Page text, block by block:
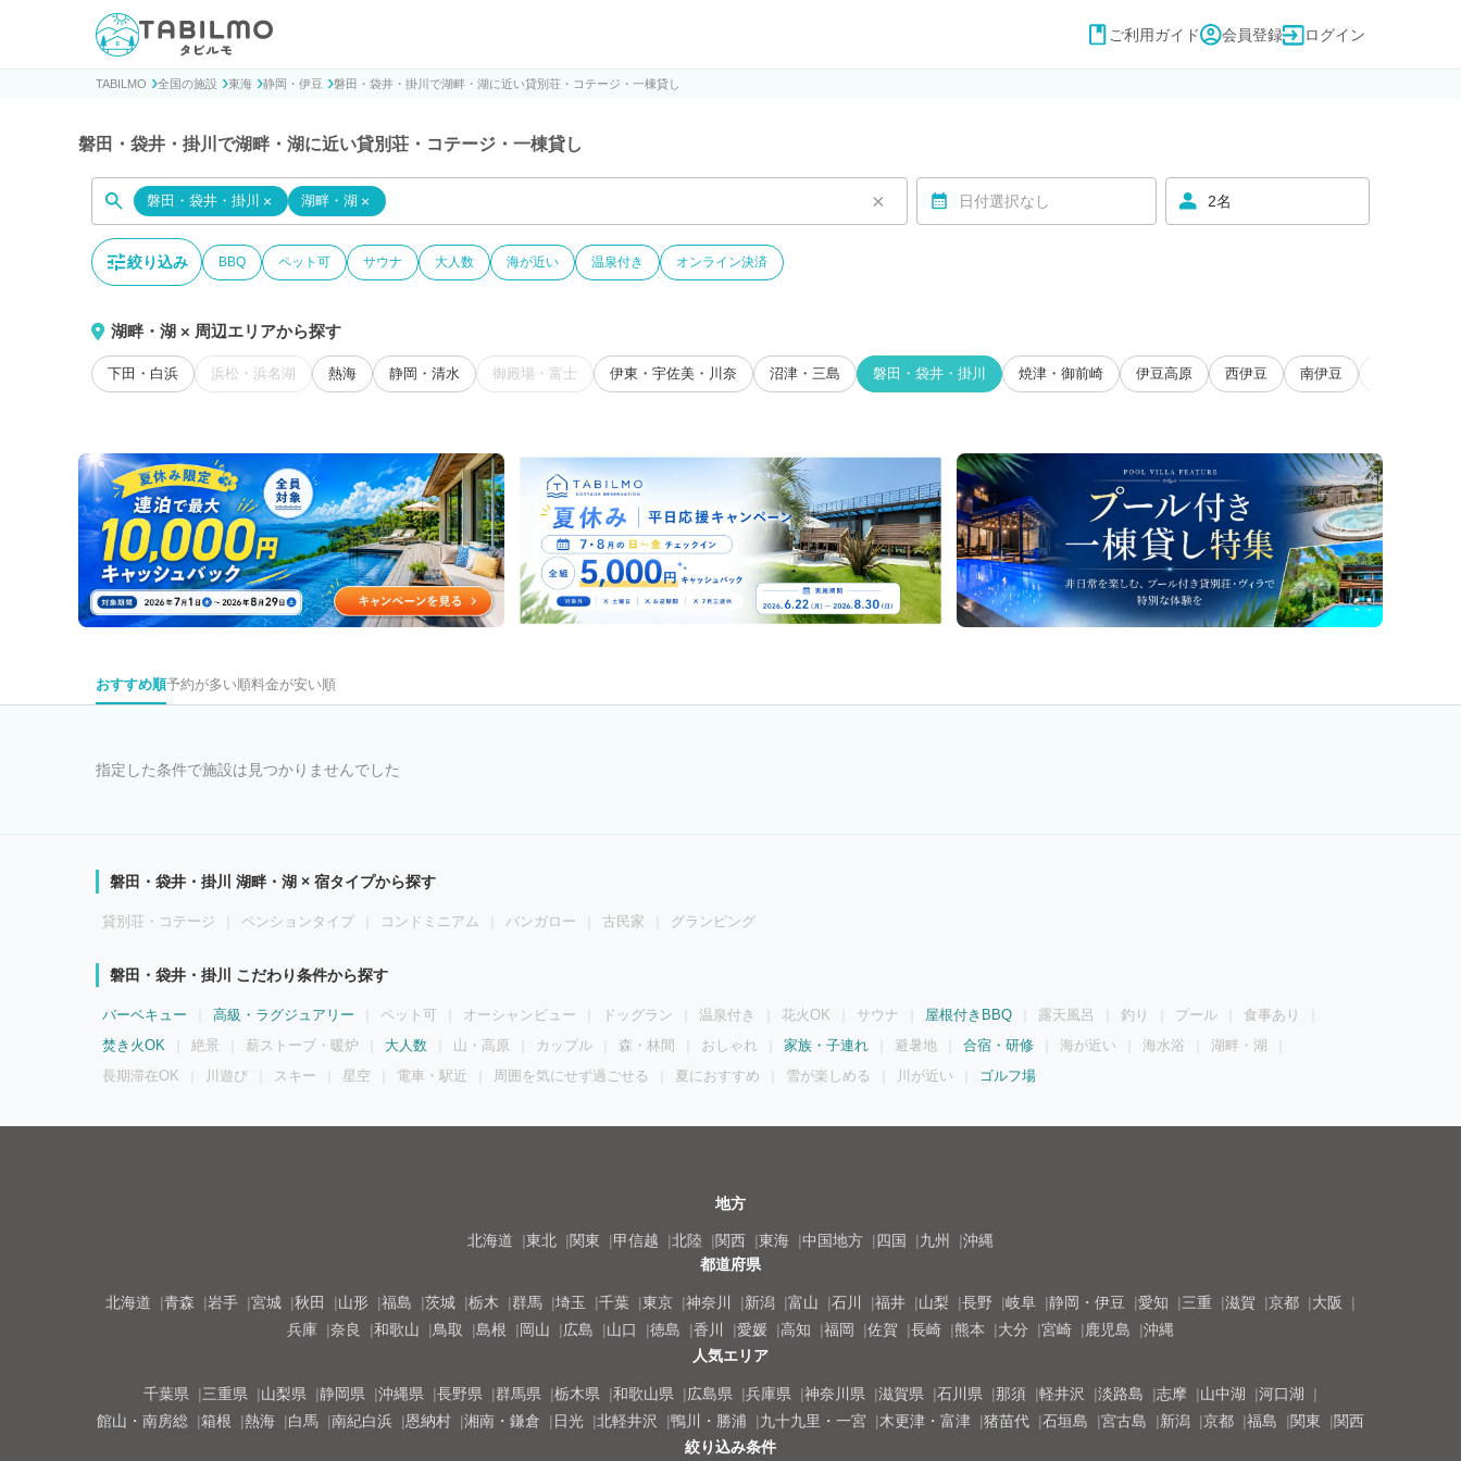
貸別荘コテージ・一棟貸し宿泊予約サイトTABILMO(タビルモ)
ご利用ガイド 会員登録 ログイン
TABILMO 全国の施設 東海 静岡・伊豆 磐田・袋井・掛川で湖畔・湖に近い貸別荘・コテージ・一棟貸し
磐田・袋井・掛川で湖畔・湖に近い貸別荘・コテージ・一棟貸し
磐田・袋井・掛川 × 湖畔・湖 × × 日付選択なし 2名
絞り込み BBQ ペット可 サウナ 大人数 海が近い 温泉付き オンライン決済
湖畔・湖 × 周辺エリアから探す
下田・白浜 浜松・浜名湖 熱海 静岡・清水 御殿場・富士 伊東・宇佐美・川奈 沼津・三島 磐田・袋井・掛川 焼津・御前崎 伊豆高原 西伊豆 南伊豆
おすすめ順予約が多い順料金が安い順
指定した条件で施設は見つかりませんでした
磐田・袋井・掛川 湖畔・湖 × 宿タイプから探す
貸別荘・コテージ ペンションタイプ コンドミニアム バンガロー 古民家 グランピング
磐田・袋井・掛川 こだわり条件から探す
バーベキュー 高級・ラグジュアリー ペット可 オーシャンビュー ドッグラン 温泉付き 花火OK サウナ 屋根付きBBQ 露天風呂 釣り プール
食事あり
焚き火OK
絶景 薪ストーブ・暖炉 大人数 山・高原 カップル 森・林間 おしゃれ 家族・子連れ 避暑地 合宿・研修 海が近い 海水浴
湖畔・湖
長期滞在OK
川遊び スキー 星空 電車・駅近 周囲を気にせず過ごせる 夏におすすめ 雪が楽しめる 川が近い ゴルフ場
地方
北海道 東北 関東 甲信越 北陸 関西 東海 中国地方 四国 九州
沖縄
都道府県
北海道 青森 岩手 宮城 秋田 山形 福島 茨城 栃木 群馬 埼玉 千葉 東京 神奈川 新潟 富山 石川 福井 山梨 長野 岐阜 静岡・伊豆 愛知 三重 滋賀 京都
大阪
兵庫
奈良 和歌山 鳥取 島根 岡山 広島 山口 徳島 香川 愛媛 高知 福岡 佐賀 長崎 熊本 大分 宮崎 鹿児島
沖縄
人気エリア
千葉県 三重県 山梨県 静岡県 沖縄県 長野県 群馬県 栃木県 和歌山県 広島県 兵庫県 神奈川県 滋賀県 石川県 那須 軽井沢 淡路島 志摩 山中湖
河口湖
館山・南房総
箱根 熱海 白馬 南紀白浜 恩納村 湘南・鎌倉 日光 北軽井沢 鴨川・勝浦 九十九里・一宮 木更津・富津 猪苗代 石垣島 宮古島 新潟 京都 福島 関東
関西
絞り込み条件